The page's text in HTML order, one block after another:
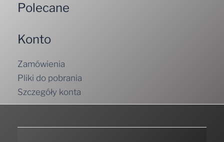
Polecane
Konto
Zamówienia
Pliki do pobrania
Szczegóły konta